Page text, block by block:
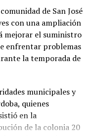
a quienes incumplan
de San José
con una ampliación
mejorar el suministro
enfrentar problemas
la temporada de
municipales y
quienes
en la
de la colonia 20